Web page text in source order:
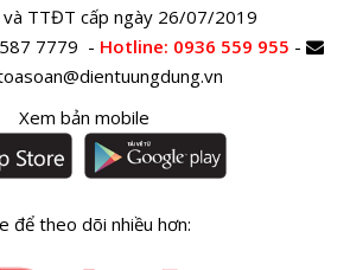
và TTĐT cấp ngày 26/07/2019
7779 - Hotline: 0936 559 955 -
Xem bản mobile
để theo dõi nhiều hơn: